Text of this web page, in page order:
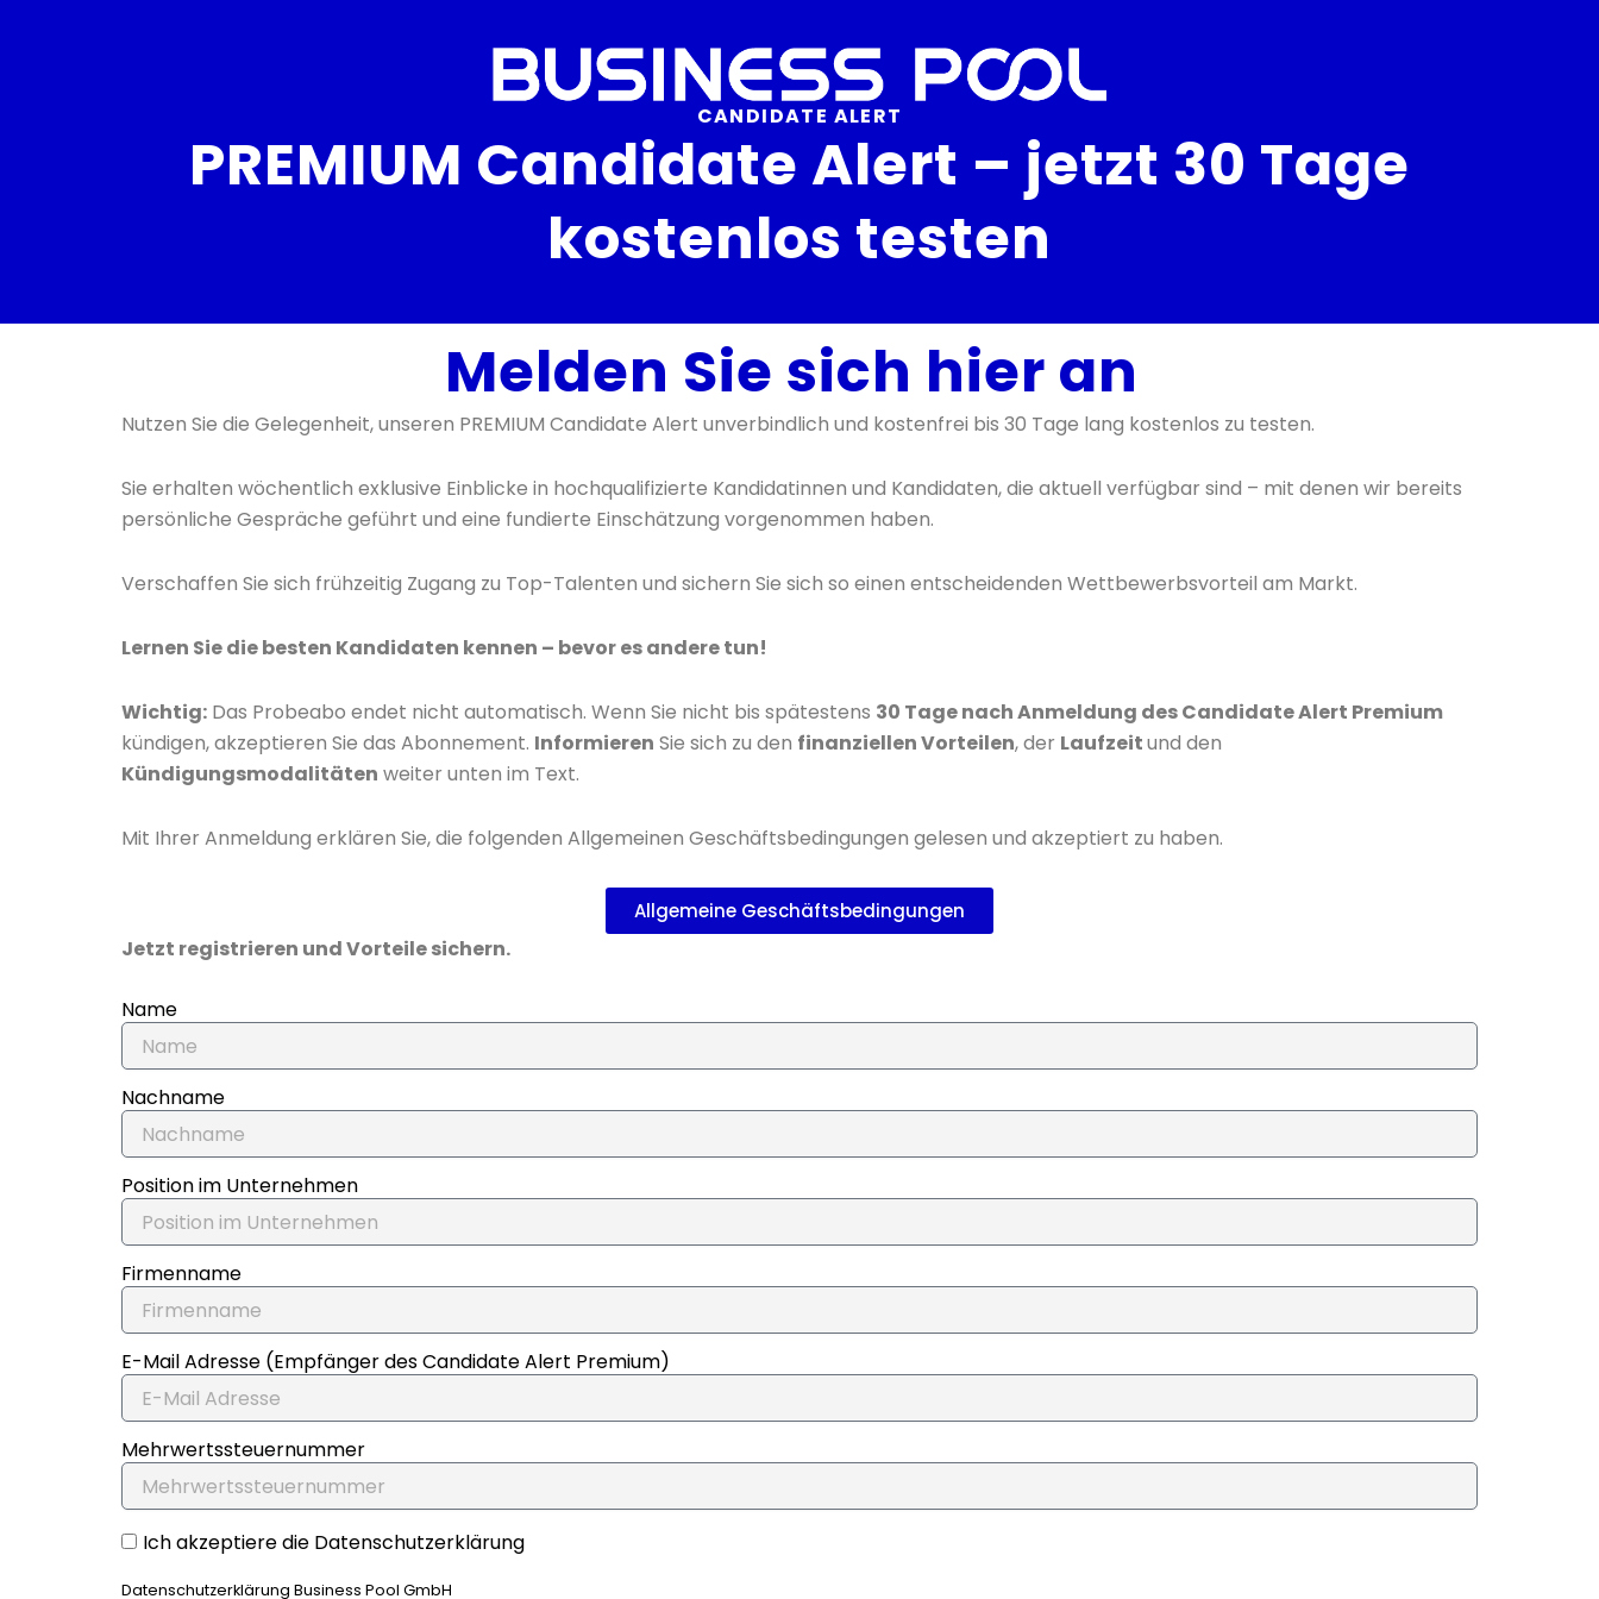
CANDIDATE ALERT
PREMIUM Candidate Alert – jetzt 30 Tage
kostenlos testen
Melden Sie sich hier an
Nutzen Sie die Gelegenheit, unseren PREMIUM Candidate Alert unverbindlich und kostenfrei bis 30 Tage lang kostenlos zu testen.
Sie erhalten wöchentlich exklusive Einblicke in hochqualifizierte Kandidatinnen und Kandidaten, die aktuell verfügbar sind – mit denen wir bereits
persönliche Gespräche geführt und eine fundierte Einschätzung vorgenommen haben.
Verschaffen Sie sich frühzeitig Zugang zu Top-Talenten und sichern Sie sich so einen entscheidenden Wettbewerbsvorteil am Markt.
Lernen Sie die besten Kandidaten kennen – bevor es andere tun!
Wichtig: Das Probeabo endet nicht automatisch. Wenn Sie nicht bis spätestens 30 Tage nach Anmeldung des Candidate Alert Premium
kündigen, akzeptieren Sie das Abonnement. Informieren Sie sich zu den finanziellen Vorteilen, der Laufzeitund den
Kündigungsmodalitäten weiter unten im Text.
Mit Ihrer Anmeldung erklären Sie, die folgenden Allgemeinen Geschäftsbedingungen gelesen und akzeptiert zu haben.
Allgemeine Geschäftsbedingungen
Jetzt registrieren und Vorteile sichern.
Name
Nachname
Position im Unternehmen
Firmenname
E-Mail Adresse (Empfänger des Candidate Alert Premium)
Mehrwertssteuernummer
Ich akzeptiere die Datenschutzerklärung
Datenschutzerklärung Business Pool GmbH